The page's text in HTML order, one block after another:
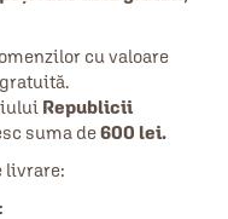
cu valoare
Republicii
suma de600 lei.
livrare: